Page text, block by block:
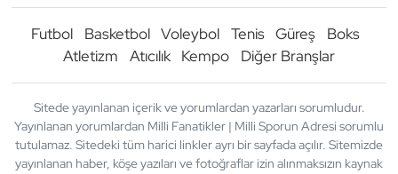
Futbol Basketbol Voleybol Tenis Güreş
Boks
Atletizm
Atıcılık Kempo Diğer Branşlar
Sitede yayınlanan içerik ve yorumlardan yazarları sorumludur.
Yayınlanan yorumlardan Milli Fanatikler | Milli Sporun Adresi sorumlu
tutulamaz. Sitedeki tüm harici linkler ayrı bir sayfada açılır. Sitemizde
yayınlanan haber, köşe yazıları ve fotoğraflar izin alınmaksızın kaynak